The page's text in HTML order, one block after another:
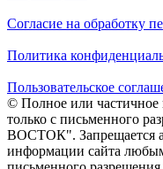
Согласие на обработку
Политика
Пользовательское
© Полное или частичное
только с письменного
ВОСТОК". Запрещается
информации сайта